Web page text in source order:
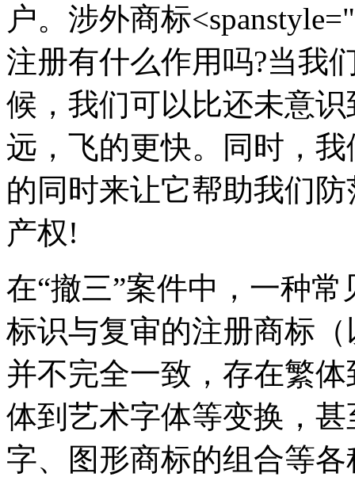
户。涉外商标
注册有什么作用吗?当我
候，我们可以比还未意
远，飞的更快。同时，
的同时来让它帮助我们
产权!
在“撤三”案件中，一种
标识与复审的注册商标
并不完全一致，存在繁
体到艺术字体等变换，
字、图形商标的组合等